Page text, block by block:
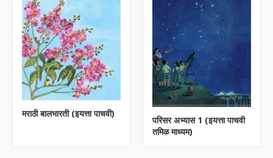
मराठी बालभारती (इयत्ता पाचवी)
परिसर अभ्यास 1 (इयत्ता पाचवी
तमिळ माध्यम)